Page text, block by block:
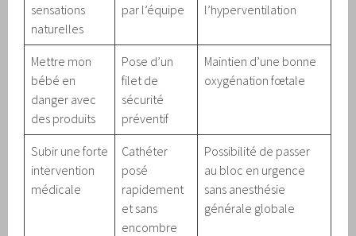
sensations
naturelles
par l’équipe
l’hyperventilation
Mettre mon
bébé en
danger avec
des produits
Pose d’un
filet de
sécurité
préventif
Maintien d’une bonne
oxygénation fœtale
Subir une forte
intervention
médicale
Cathéter
posé
rapidement
et sans
encombre
Possibilité de passer
au bloc en urgence
sans anesthésie
générale globale